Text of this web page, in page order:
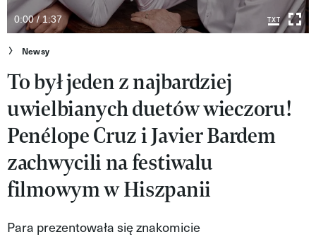
Kultura
Wideo
Nasze akcje
VIVA!ART
VIVA!MODA
VIVA!LIFESTYLE
VIVA!MAN
VIVA!PEOPLE POWER
0:00 / 1:37
Newsy
To był jeden z najbardziej
uwielbianych duetów wieczoru!
Penélope Cruz i Javier Bardem
zachwycili na festiwalu
filmowym w Hiszpanii
Para prezentowała się znakomicie